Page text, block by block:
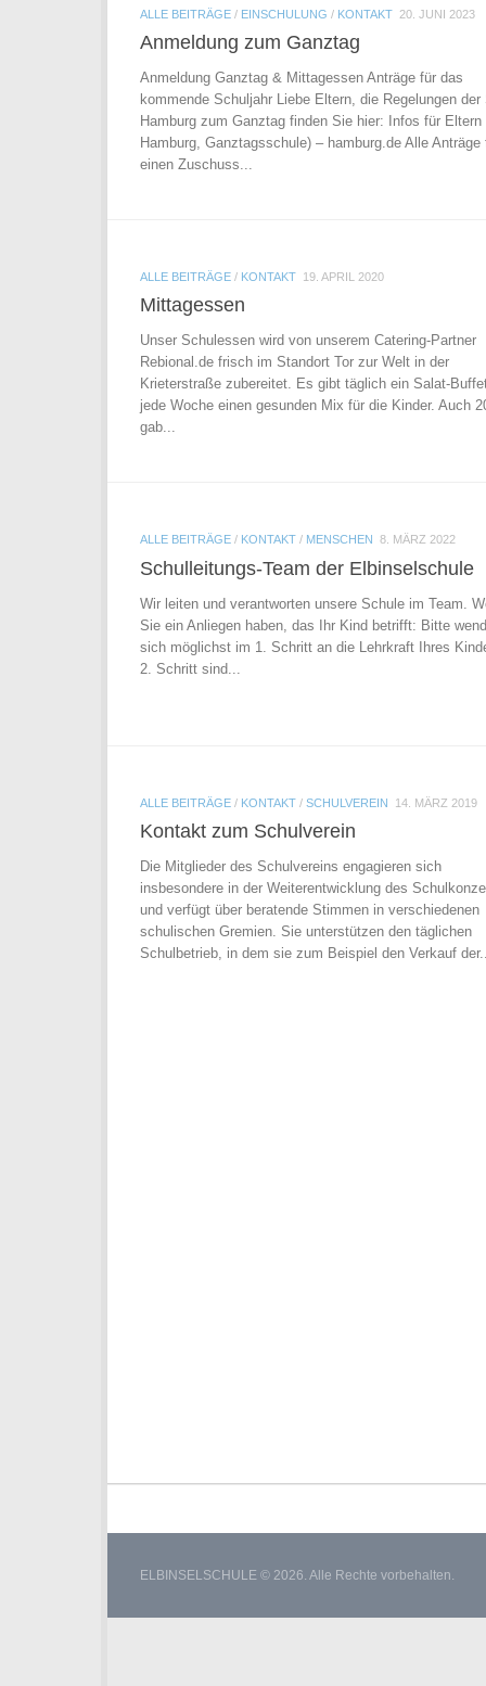
ALLE BEITRÄGE/ EINSCHULUNG / KONTAKT 20. JUNI 2023
Anmeldung zum Ganztag
Anmeldung Ganztag & Mittagessen Anträge für das
kommende Schuljahr Liebe Eltern, die Regelungen der
Hamburg zum Ganztag finden Sie hier: Infos für Eltern
Hamburg, Ganztagsschule) – hamburg.de Alle Anträge
einen Zuschuss...
ALLE BEITRÄGE/ KONTAKT 19. APRIL 2020
Mittagessen
Unser Schulessen wird von unserem Catering-Partner
Rebional.de frisch im Standort Tor zur Welt in der
Krieterstraße zubereitet. Es gibt täglich ein Salat-
jede Woche einen gesunden Mix für die Kinder. Auch
gab...
ALLE BEITRÄGE/ KONTAKT/ MENSCHEN 8. MÄRZ 2022
Schulleitungs-Team der Elbinselschule
Wir leiten und verantworten unsere Schule im Team.
Sie ein Anliegen haben, das Ihr Kind betrifft: Bitte
sich möglichst im 1. Schritt an die Lehrkraft Ihres
2. Schritt sind...
ALLE BEITRÄGE/ KONTAKT/ SCHULVEREIN 14. MÄRZ 2019
Kontakt zum Schulverein
Die Mitglieder des Schulvereins engagieren sich
insbesondere in der Weiterentwicklung des
und verfügt über beratende Stimmen in verschiedenen
schulischen Gremien. Sie unterstützen den täglichen
Schulbetrieb, in dem sie zum Beispiel den Verkauf
ELBINSELSCHULE © 2026. Alle Rechte vorbehalten.